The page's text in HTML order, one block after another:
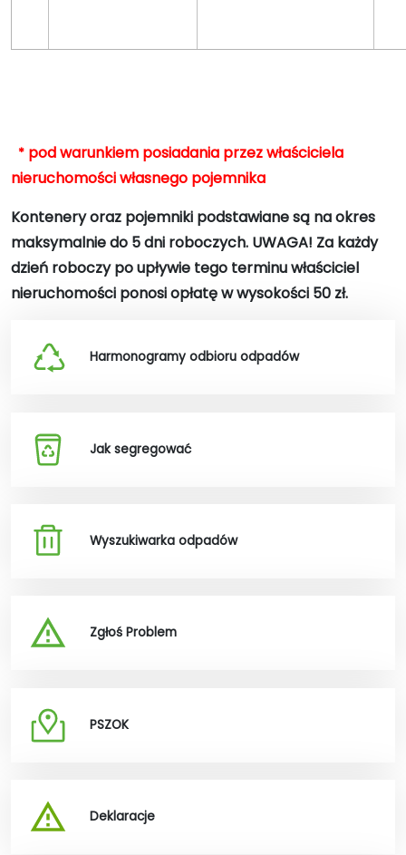
* pod warunkiem posiadania przez właściciela
nieruchomości własnego pojemnika
Kontenery oraz pojemniki podstawiane są na okres
maksymalnie do 5 dni roboczych. UWAGA! Za każdy
dzień roboczy po upływie tego terminu właściciel
nieruchomości ponosi opłatę w wysokości 50 zł.
Harmonogramy odbioru odpadów
Jak segregować
Wyszukiwarka odpadów
Zgłoś Problem
PSZOK
Deklaracje